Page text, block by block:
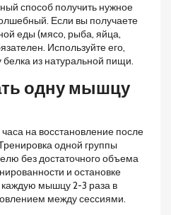
способ получить нужное
Если вы получаете
еды (мясо, рыба, яйца,
Используйте его,
из натуральной пищи.
одну мышцу
на восстановление после
одной группы
без достаточного объема
и остановке
каждую мышцу 2-3 раза в
между сессиями.